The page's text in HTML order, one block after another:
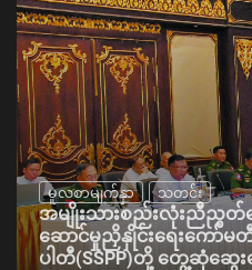
မူလစာမျက်နှာ သတင်း
အမျိုးသားစည်းလုံးညီညွတ်ရေ
ဆောင်မှုညှိနှိုင်းရေးကော်မ
ပါတီ(SSPP)တို့ တွေ့ဆုံဆွေး